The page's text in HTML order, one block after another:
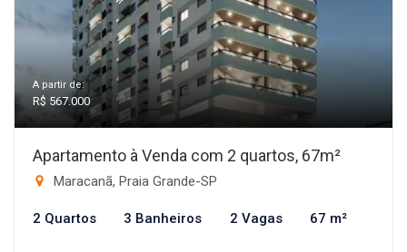
A partir de:
R$ 567.000
Apartamento à Venda com 2 quartos, 67m²
Maracanã, Praia Grande-SP
2 Quartos 3 Banheiros 2 Vagas 67 m²